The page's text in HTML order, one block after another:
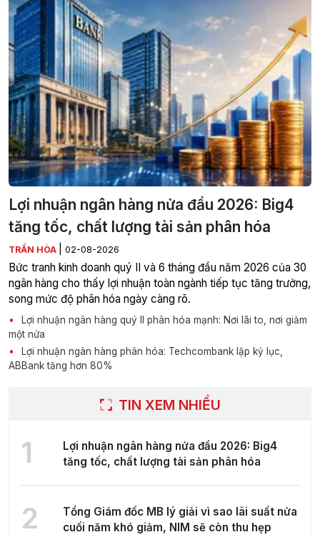
Lợi nhuận ngân hàng nửa đầu 2026: Big4
tăng tốc, chất lượng tài sản phân hóa
TRẦN HÒA 02-08-2026
Bức tranh kinh doanh quý II và 6 tháng đầu năm 2026 của 30
ngân hàng cho thấy lợi nhuận toàn ngành tiếp tục tăng trưởng,
song mức độ phân hóa ngày càng rõ.
Lợi nhuận ngân hàng quý II phân hóa mạnh: Nơi lãi to, nơi giảm
một nửa
Lợi nhuận ngân hàng phân hóa: Techcombank lập kỷ lục,
ABBank tăng hơn 80%
TIN XEM NHIỀU
1
Lợi nhuận ngân hàng nửa đầu 2026: Big4
tăng tốc, chất lượng tài sản phân hóa
2
Tổng Giám đốc MB lý giải vì sao lãi suất nửa
cuối năm khó giảm, NIM sẽ còn thu hẹp